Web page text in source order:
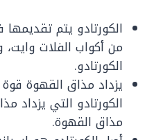
الكورتادو يتم
من أكواب الفلات
الكورتادو.
يزداد مذاق القهوة
الكورتادو التي يزداد
مذاق القهوة.